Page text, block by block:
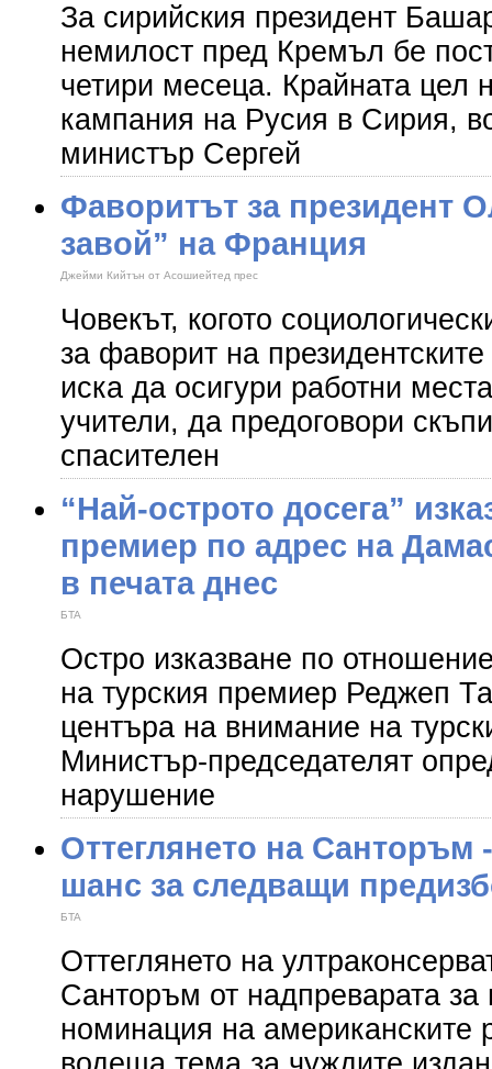
За сирийския президент
немилост пред Кремъл бе
четири месеца. Крайната цел
кампания на Русия в Сирия,
министър Сергей
Фаворитът за президент
завой” на Франция
Джейми Кийтън от Асошиейтед прес
Човекът, когото
за фаворит на
иска да осигури работни
учители, да предоговори
спасителен
“Най-острото досега”
премиер по адрес на
в печата днес
БTA
Остро изказване по
на турския премиер Реджеп
центъра на внимание на
Министър-председателят
нарушение
Оттеглянето на Санторъм
шанс за следващи
БTA
Оттеглянето на
Санторъм от надпреварата за
номинация на американските